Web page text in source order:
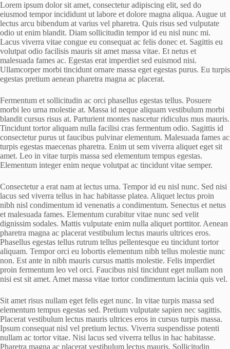
Lorem ipsum dolor sit amet, consectetur adipiscing elit, sed do
eiusmod tempor incididunt ut labore et dolore magna aliqua. Augue ut
lectus arcu bibendum at varius vel pharetra. Quis risus sed vulputate
odio ut enim blandit. Diam sollicitudin tempor id eu nisl nunc mi.
Lacus viverra vitae congue eu consequat ac felis donec et. Sagittis eu
volutpat odio facilisis mauris sit amet massa vitae. Et netus et
malesuada fames ac. Egestas erat imperdiet sed euismod nisi.
Ullamcorper morbi tincidunt ornare massa eget egestas purus. Eu turpis
egestas pretium aenean pharetra magna ac placerat.
Fermentum et sollicitudin ac orci phasellus egestas tellus. Posuere
morbi leo urna molestie at. Massa id neque aliquam vestibulum morbi
blandit cursus risus at. Parturient montes nascetur ridiculus mus mauris.
Tincidunt tortor aliquam nulla facilisi cras fermentum odio. Sagittis id
consectetur purus ut faucibus pulvinar elementum. Malesuada fames ac
turpis egestas maecenas pharetra. Enim ut sem viverra aliquet eget sit
amet. Leo in vitae turpis massa sed elementum tempus egestas.
Elementum integer enim neque volutpat ac tincidunt vitae semper.
Consectetur a erat nam at lectus urna. Tempor id eu nisl nunc. Sed nisi
lacus sed viverra tellus in hac habitasse platea. Aliquet lectus proin
nibh nisl condimentum id venenatis a condimentum. Senectus et netus
et malesuada fames. Elementum curabitur vitae nunc sed velit
dignissim sodales. Mattis vulputate enim nulla aliquet porttitor. Aenean
pharetra magna ac placerat vestibulum lectus mauris ultrices eros.
Phasellus egestas tellus rutrum tellus pellentesque eu tincidunt tortor
aliquam. Tempor orci eu lobortis elementum nibh tellus molestie nunc
non. Est ante in nibh mauris cursus mattis molestie. Felis imperdiet
proin fermentum leo vel orci. Faucibus nisl tincidunt eget nullam non
nisi est sit amet. Amet massa vitae tortor condimentum lacinia quis vel.
Sit amet risus nullam eget felis eget nunc. In vitae turpis massa sed
elementum tempus egestas sed. Pretium vulputate sapien nec sagittis.
Placerat vestibulum lectus mauris ultrices eros in cursus turpis massa.
Ipsum consequat nisl vel pretium lectus. Viverra suspendisse potenti
nullam ac tortor vitae. Nisi lacus sed viverra tellus in hac habitasse.
Pharetra magna ac placerat vestibulum lectus mauris. Sollicitudin